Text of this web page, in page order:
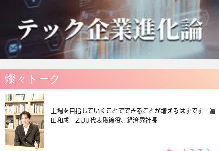
燦々トーク
上場を目指していくことでできることが増えるはずです 冨
田和成 ZUU代表取締役、経済界社長